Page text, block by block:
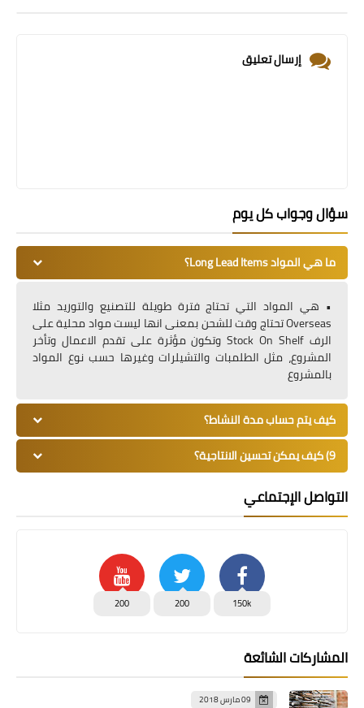
إرسال تعليق
سؤال وجواب كل يوم
ما هي المواد Long Lead Items؟
• هي المواد التي تحتاج فترة طويلة للتصنيع والتوريد مثلا
Overseas تحتاج وقت للشحن بمعنى انها ليست مواد محلية على
الرف Stock On Shelf وتكون مؤثرة على تقدم الاعمال وتأخر
المشروع، مثل الطلمبات والتشيلرات وغيرها حسب نوع المواد
بالمشروع
كيف يتم حساب مدة النشاط؟
9) كيف يمكن تحسين الانتاجية؟
التواصل الإجتماعي
150k
200
200
المشاركات الشائعة
09 مارس 2018